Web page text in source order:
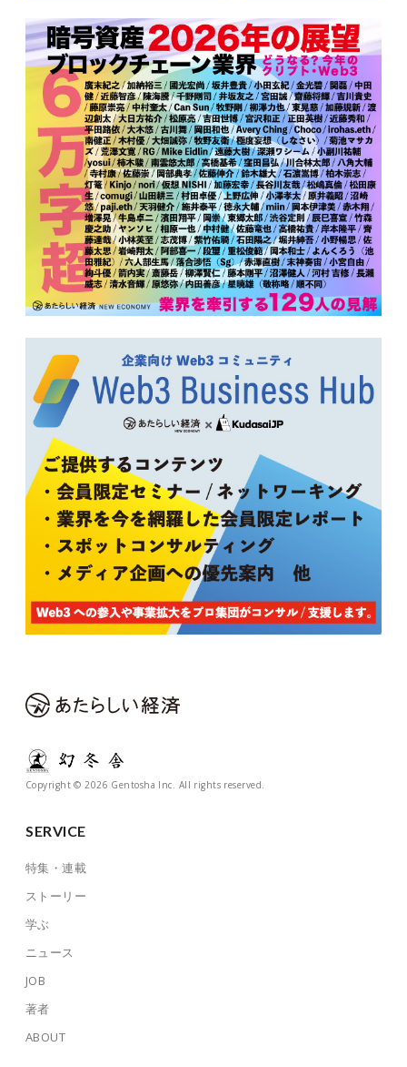
Copyright © 2026 Gentosha Inc. All rights reserved.
SERVICE
特集・連載
ストーリー
学ぶ
ニュース
JOB
著者
ABOUT